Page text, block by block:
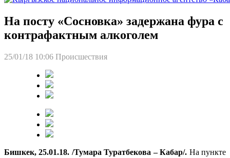
На посту «Сосновка» задержана фура с
контрафактным алкоголем
25/01/18 10:06 Происшествия
Бишкек, 25.01.18. /Тумара Туратбекова – Кабар/. На пункте